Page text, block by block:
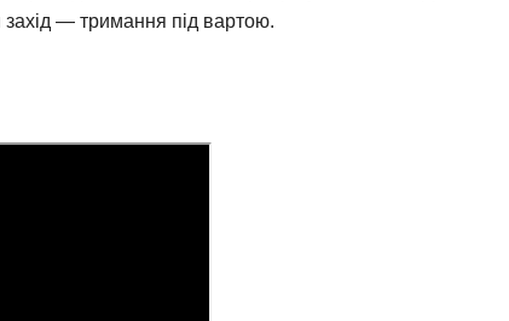
захід — тримання під вартою.